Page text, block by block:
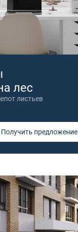
лес
листьев
Получить предложение